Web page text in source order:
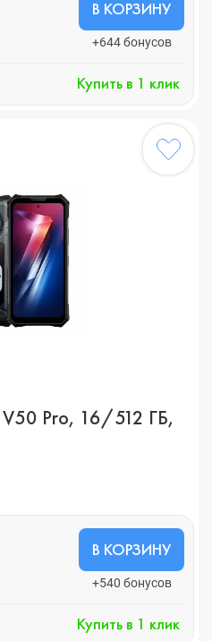
В КОРЗИНУ
+644 бонусов
Купить в 1 клик
Pro, 16/512 ГБ,
В КОРЗИНУ
+540 бонусов
Купить в 1 клик